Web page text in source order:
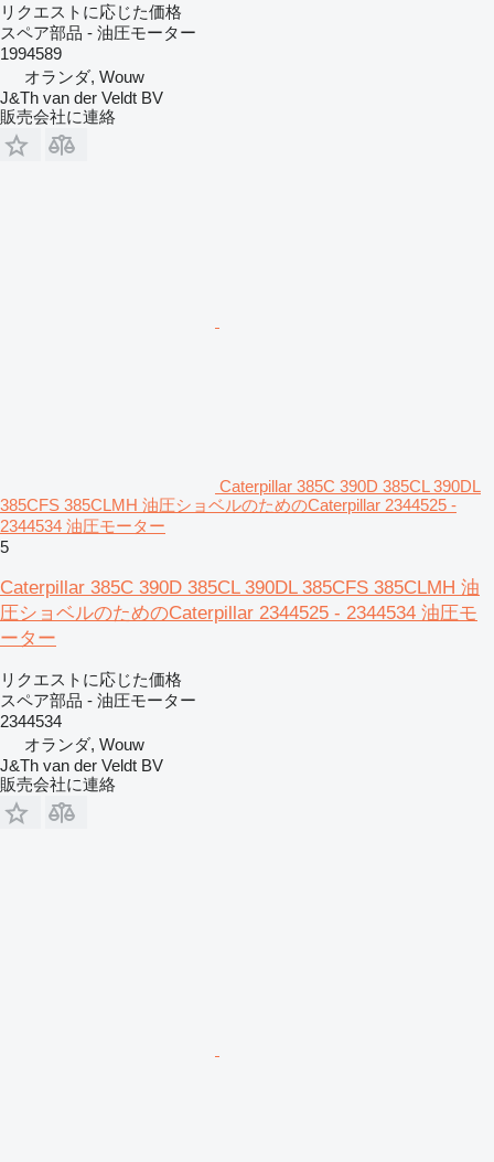
リクエストに応じた価格
スペア部品 - 油圧モーター
1994589
オランダ, Wouw
J&Th van der Veldt BV
販売会社に連絡
Caterpillar 385C 390D 385CL 390DL
385CFS 385CLMH 油圧ショベルのためのCaterpillar 2344525 -
2344534 油圧モーター
5
Caterpillar 385C 390D 385CL 390DL 385CFS 385CLMH 油
圧ショベルのためのCaterpillar 2344525 - 2344534 油圧モ
ーター
リクエストに応じた価格
スペア部品 - 油圧モーター
2344534
オランダ, Wouw
J&Th van der Veldt BV
販売会社に連絡